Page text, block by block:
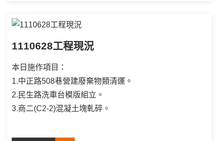
1110628工程現況
本日施作項目：
1.中正路508巷營建廢棄物類清運。
2.民生路洗車台模版組立。
3.商二(C2-2)混凝土塊軋碎。